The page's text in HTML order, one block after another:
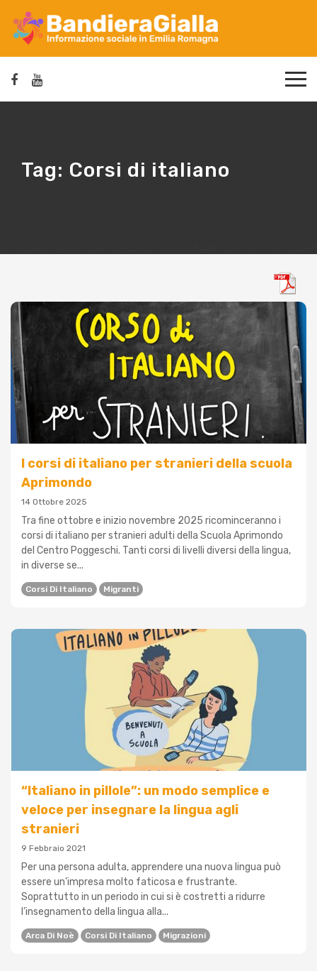
Tag: Corsi di italiano
I corsi di italiano per stranieri della scuola
Aprimondo
14 Ottobre 2025
Tra fine ottobre e inizio novembre 2025 ricominceranno i
corsi di italiano per stranieri adulti della Scuola Aprimondo
del Centro Poggeschi. Tanti corsi di livelli diversi della lingua,
in diverse se...
Corsi Di Italiano Migranti
“Italiano in pillole”: un modo semplice e
veloce per insegnare la lingua agli
stranieri
9 Febbraio 2021
Per una persona adulta, apprendere una nuova lingua può
essere un’impresa molto faticosa e frustrante.
Soprattutto in un periodo in cui si è costretti a ridurre
l’insegnamento della lingua alla...
Arca Di Noè Corsi Di Italiano Migrazioni